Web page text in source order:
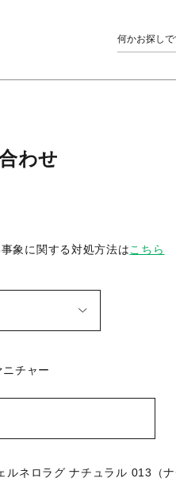
わせ
象に関する対処方法はこちら
チャー
ネロラグ ナチュラル 013（ナ